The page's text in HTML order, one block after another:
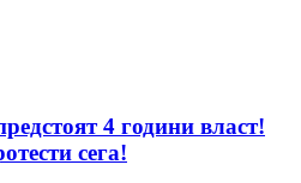
4 години власт!
сега!